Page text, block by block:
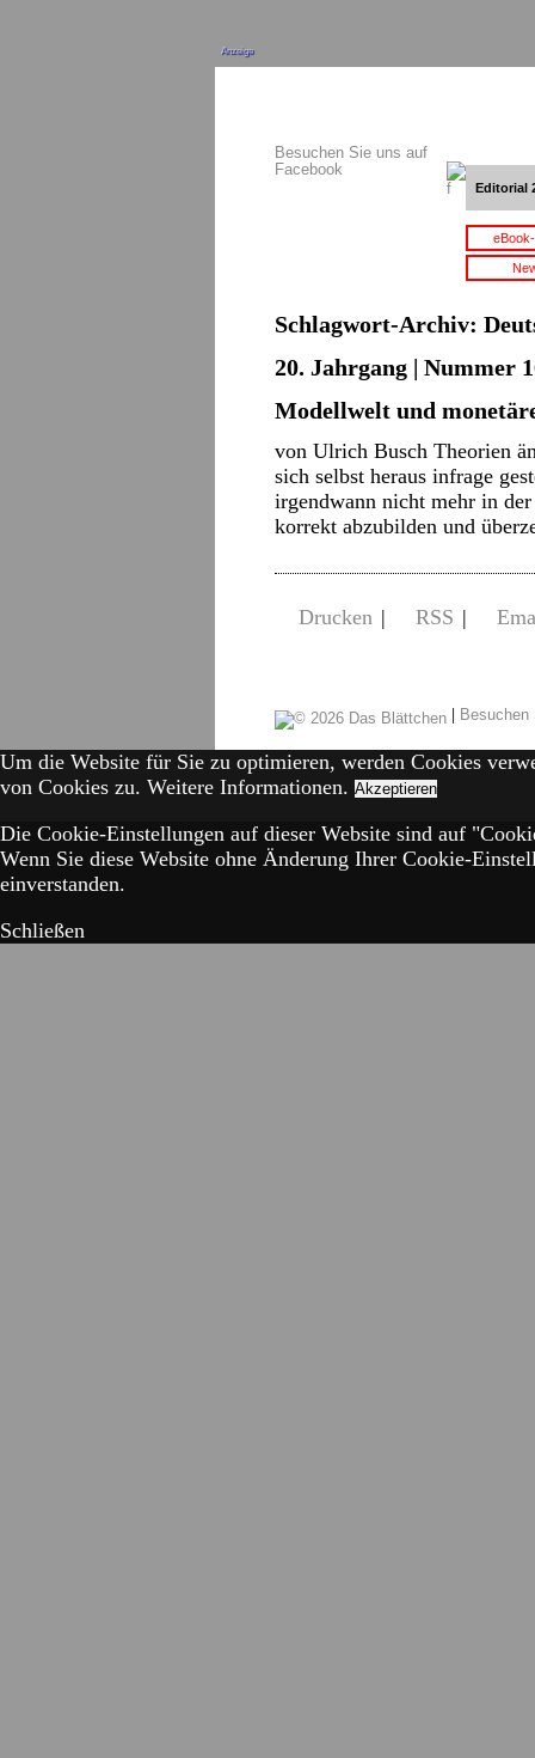
Anzeige
Besuchen Sie uns auf
Facebook
Editorial
Schlagwort-Archiv:
20. Jahrgang | Nummer
Modellwelt und
von Ulrich Busch Theorien
sich selbst heraus infrage
irgendwann nicht mehr in
korrekt abzubilden und
Drucken | RSS |
|
Um die Website für Sie zu optimieren, werden Cookies
von Cookies zu. Weitere Informationen. Akzeptieren
Die Cookie-Einstellungen auf dieser Website sind auf
Wenn Sie diese Website ohne Änderung Ihrer Cookie-
einverstanden.
Schließen